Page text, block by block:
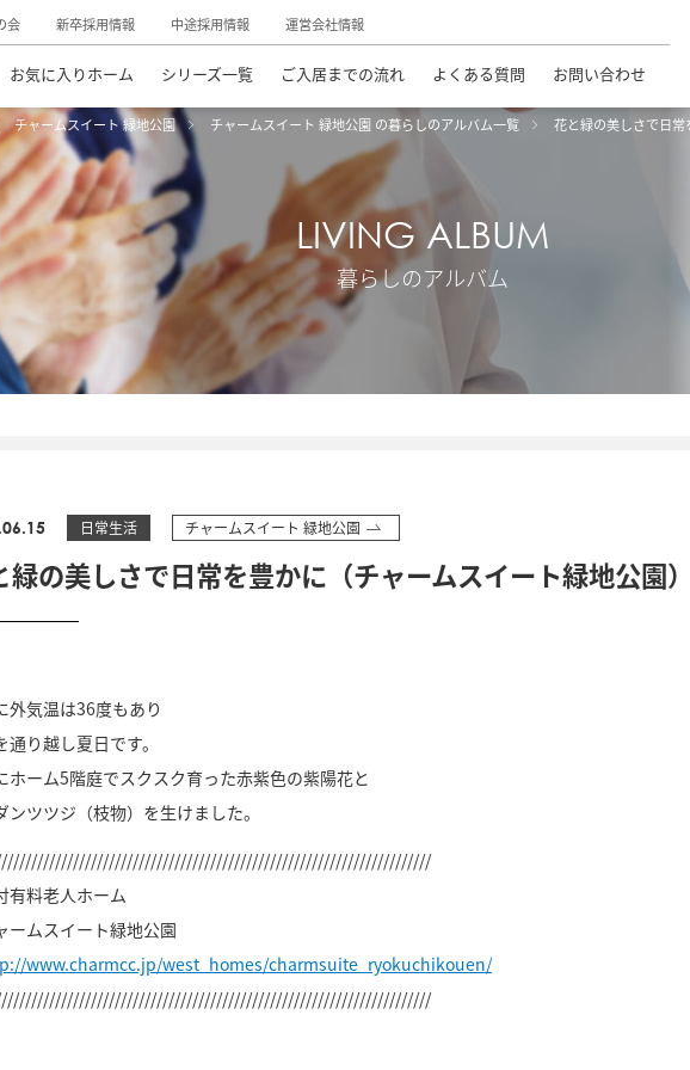
会 新卒採用情報 中途採用情報 運営会社情報
お気に入りホーム シリーズ一覧 ご入居までの流れ よくある質問 お問い合わせ
チャームスイート 緑地公園 チャームスイート 緑地公園 の暮らしのアルバム一覧 花と緑の美しさで日
LIVING ALBUM
暮らしのアルバム
日常生活 チャームスイート 緑地公園
緑の美しさで日常を豊かに（チャームスイート緑地公園
外気温は36度もあり
通り越し夏日です。
ホーム5階庭でスクスク育った赤紫色の紫陽花と
ンツツジ（枝物）を生けました。
有料老人ホーム
ームスイート緑地公園
www.charmcc.jp/west_homes/charmsuite_ryokuchikouen/